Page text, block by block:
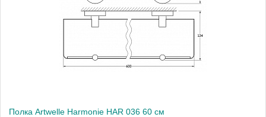
Полка Artwelle Harmonie HAR 036 60 см